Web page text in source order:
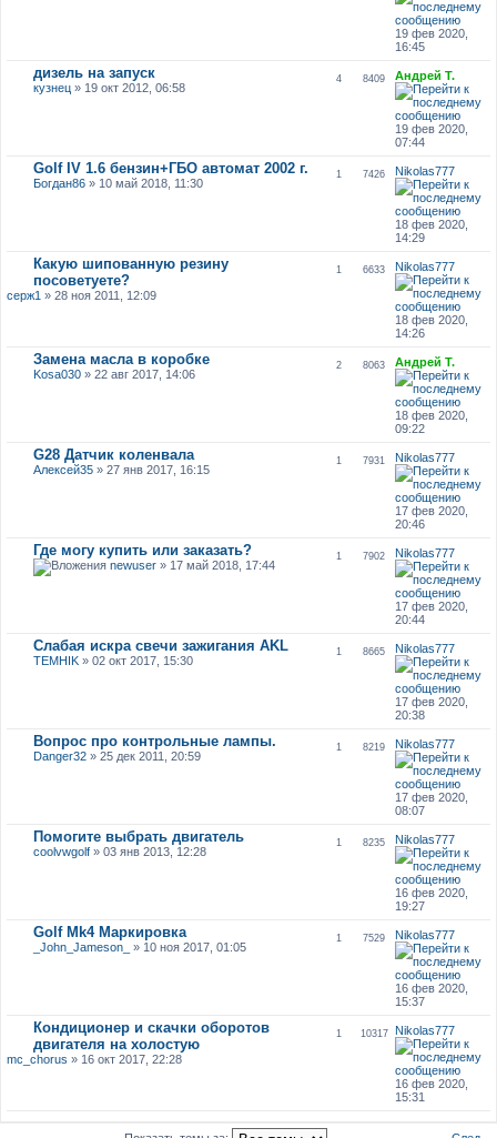
19 фев 2020,
16:45
дизель на запуск
кузнец» 19 окт 2012, 06:58
4 8409 Андрей Т.
19 фев 2020,
07:44
Golf IV 1.6 бензин+ГБО автомат 2002 г.
Богдан86» 10 май 2018, 11:30
1 7426 Nikolas777
18 фев 2020,
14:29
Какую шипованную резину
посоветуете?
серж1 » 28 ноя 2011, 12:09
1 6633 Nikolas777
18 фев 2020,
14:26
Замена масла в коробке
Kosa030» 22 авг 2017, 14:06
2 8063 Андрей Т.
18 фев 2020,
09:22
G28 Датчик коленвала
Алексей35» 27 янв 2017, 16:15
1 7931 Nikolas777
17 фев 2020,
20:46
Где могу купить или заказать?
newuser» 17 май 2018, 17:44
1 7902 Nikolas777
17 фев 2020,
20:44
Слабая искра свечи зажигания AKL
TEMHIK» 02 окт 2017, 15:30
1 8665 Nikolas777
17 фев 2020,
20:38
Вопрос про контрольные лампы.
Danger32» 25 дек 2011, 20:59
1 8219 Nikolas777
17 фев 2020,
08:07
Помогите выбрать двигатель
coolvwgolf» 03 янв 2013, 12:28
1 8235 Nikolas777
16 фев 2020,
19:27
Golf Mk4 Маркировка
_John_Jameson_ » 10 ноя 2017, 01:05
1 7529 Nikolas777
16 фев 2020,
15:37
Кондиционер и скачки оборотов
двигателя на холостую
mc_chorus » 16 окт 2017, 22:28
1 10317 Nikolas777
16 фев 2020,
15:31